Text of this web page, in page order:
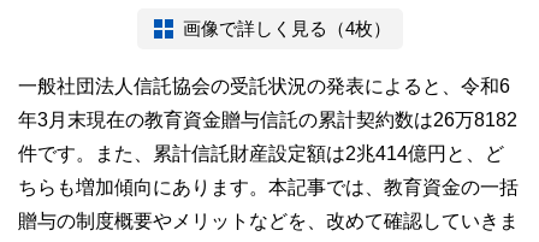
画像で詳しく見る（4枚）
一般社団法人信託協会の受託状況の発表によると、令和6
年3月末現在の教育資金贈与信託の累計契約数は26万8182
件です。また、累計信託財産設定額は2兆414億円と、ど
ちらも増加傾向にあります。本記事では、教育資金の一括
贈与の制度概要やメリットなどを、改めて確認していきま